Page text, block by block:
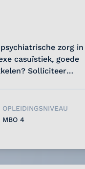
zorg in
casuïstiek, goede
Solliciteer
OPLEIDINGSNIVEAU
MBO 4